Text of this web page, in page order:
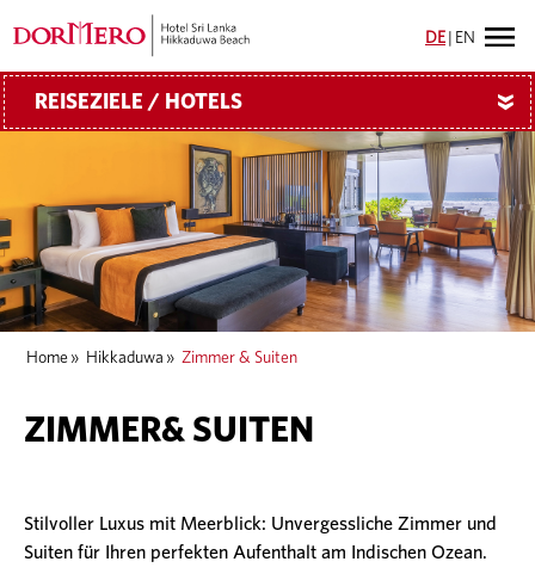
DE EN
REISEZIELE / HOTELS »
Home » Hikkaduwa » Zimmer & Suiten
ZIMMER& SUITEN
Stilvoller Luxus mit Meerblick: Unvergessliche Zimmer und
Suiten für Ihren perfekten Aufenthalt am Indischen Ozean.